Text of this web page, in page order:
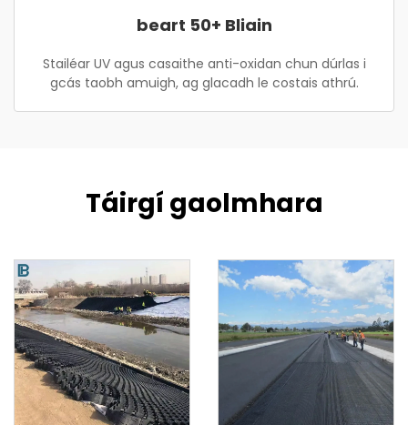
beart 50+ Bliain
Stailéar UV agus casaithe anti-oxidan chun dúrlas i
gcás taobh amuigh, ag glacadh le costais athrú.
Táirgí gaolmhara